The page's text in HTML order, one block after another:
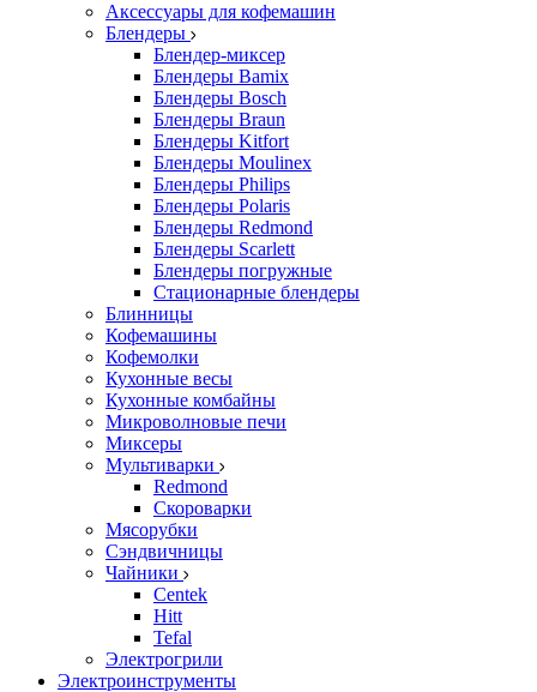
Аксессуары для кофемашин
Блендеры
Блендер-миксер
Блендеры Bamix
Блендеры Bosch
Блендеры Braun
Блендеры Kitfort
Блендеры Moulinex
Блендеры Philips
Блендеры Polaris
Блендеры Redmond
Блендеры Scarlett
Блендеры погружные
Стационарные блендеры
Блинницы
Кофемашины
Кофемолки
Кухонные весы
Кухонные комбайны
Микроволновые печи
Миксеры
Мультиварки
Redmond
Скороварки
Мясорубки
Сэндвичницы
Чайники
Centek
Hitt
Tefal
Электрогрили
Электроинструменты